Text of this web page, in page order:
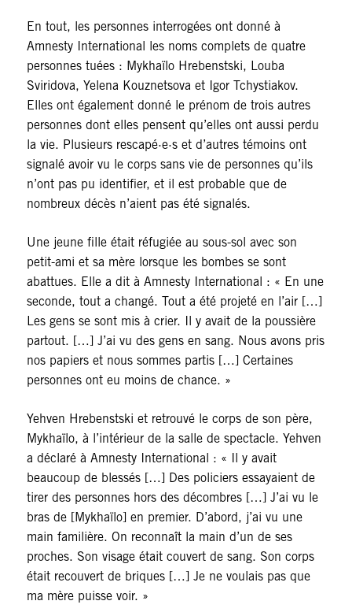
En tout, les personnes interrogées ont donné à
Amnesty International les noms complets de quatre
personnes tuées : Mykhaïlo Hrebenstski, Louba
Sviridova, Yelena Kouznetsova et Igor Tchystiakov.
Elles ont également donné le prénom de trois autres
personnes dont elles pensent qu’elles ont aussi perdu
la vie. Plusieurs rescapé·e·s et d’autres témoins ont
signalé avoir vu le corps sans vie de personnes qu’ils
n’ont pas pu identifier, et il est probable que de
nombreux décès n’aient pas été signalés.
Une jeune fille était réfugiée au sous-sol avec son
petit-ami et sa mère lorsque les bombes se sont
abattues. Elle a dit à Amnesty International : « En une
seconde, tout a changé. Tout a été projeté en l’air […]
Les gens se sont mis à crier. Il y avait de la poussière
partout. […] J’ai vu des gens en sang. Nous avons pris
nos papiers et nous sommes partis […] Certaines
personnes ont eu moins de chance. »
Yehven Hrebenstski et retrouvé le corps de son père,
Mykhaïlo, à l’intérieur de la salle de spectacle. Yehven
a déclaré à Amnesty International : « Il y avait
beaucoup de blessés […] Des policiers essayaient de
tirer des personnes hors des décombres […] J’ai vu le
bras de [Mykhaïlo] en premier. D’abord, j’ai vu une
main familière. On reconnaît la main d’un de ses
proches. Son visage était couvert de sang. Son corps
était recouvert de briques […] Je ne voulais pas que
ma mère puisse voir. »